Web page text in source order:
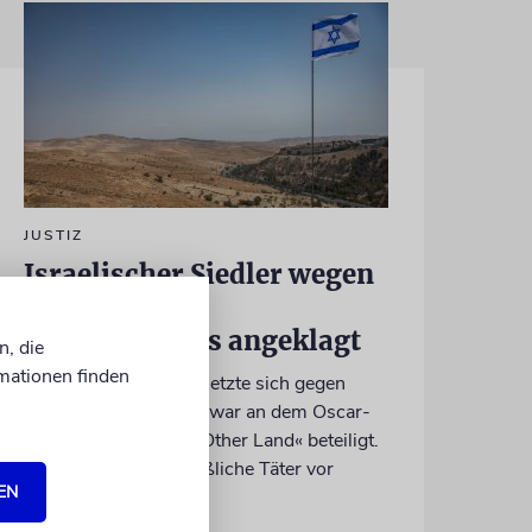
JUSTIZ
Israelischer Siedler wegen
Palästinensers angeklagt
Der getötete Aktivist setzte sich gegen
Siedlergewalt ein und war an dem Oscar-
prämierten Film »No Other Land« beteiligt.
Jetzt steht der mutmaßliche Täter vor
die
finden